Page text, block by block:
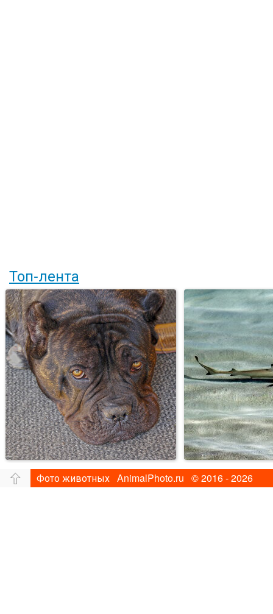
Топ-лента
Фото животных AnimalPhoto.ru © 2016 - 2026